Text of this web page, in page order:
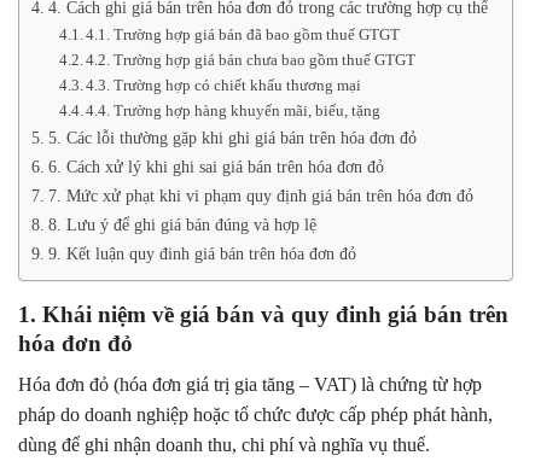
4. Cách ghi giá bán trên hóa đơn đỏ trong các trường hợp cụ thể
4.1. Trường hợp giá bán đã bao gồm thuế GTGT
4.2. Trường hợp giá bán chưa bao gồm thuế GTGT
4.3. Trường hợp có chiết khấu thương mại
4.4. Trường hợp hàng khuyến mãi, biếu, tặng
5. Các lỗi thường gặp khi ghi giá bán trên hóa đơn đỏ
6. Cách xử lý khi ghi sai giá bán trên hóa đơn đỏ
7. Mức xử phạt khi vi phạm quy định giá bán trên hóa đơn đỏ
8. Lưu ý để ghi giá bán đúng và hợp lệ
9. Kết luận quy đinh giá bán trên hóa đơn đỏ
1. Khái niệm về giá bán và quy đinh giá bán trên
hóa đơn đỏ
Hóa đơn đỏ (hóa đơn giá trị gia tăng – VAT) là chứng từ hợp
pháp do doanh nghiệp hoặc tổ chức được cấp phép phát hành,
dùng để ghi nhận doanh thu, chi phí và nghĩa vụ thuế.